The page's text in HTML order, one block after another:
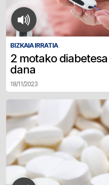
BIZKAIA IRRATIA
2 motako
dana
18/11/2023